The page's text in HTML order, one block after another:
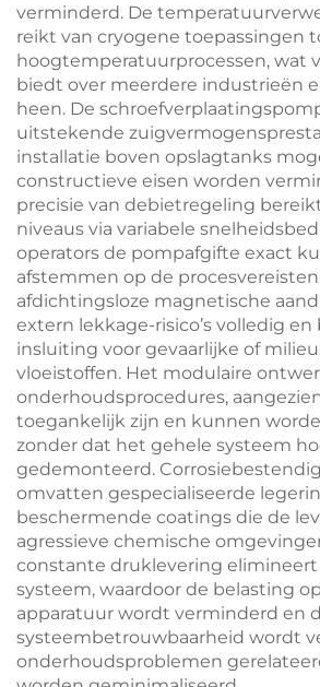
verminderd. De
reikt van cryogene toepassingen
hoogtemperatuurprocessen, wat
biedt over meerdere industrieën
heen. De
uitstekende
installatie boven opslagtanks
constructieve eisen worden
precisie van debietregeling
niveaus via variabele
operators de pompafgifte exact
afstemmen op de
afdichtingsloze magnetische
extern lekkage-risico’s volledig
insluiting voor gevaarlijke of
vloeistoffen. Het modulaire
onderhoudsprocedures,
toegankelijk zijn en kunnen
zonder dat het gehele systeem
gedemonteerd.
omvatten gespecialiseerde
beschermende coatings die de
agressieve chemische
constante druklevering
systeem, waardoor de belasting
apparatuur wordt verminderd en
systeembetrouwbaarheid wordt
onderhoudsproblemen